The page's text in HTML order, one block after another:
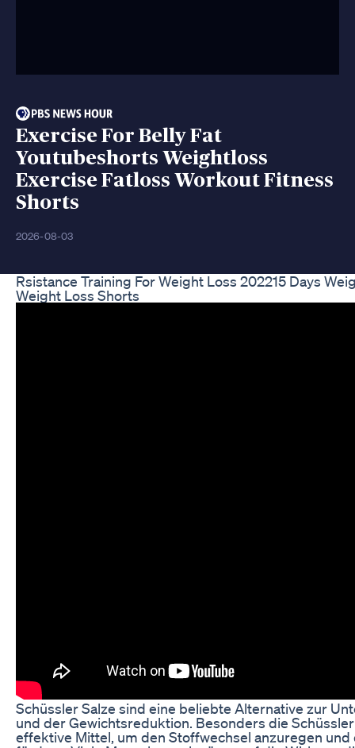
Exercise For Belly Fat
Youtubeshorts Weightloss
Exercise Fatloss Workout Fitness
Shorts
2026-08-03
Rsistance Training For Weight Loss 202215 Days
Weight Loss Shorts
Schüssler Salze sind eine beliebte Alternative zur
und der Gewichtsreduktion. Besonders die
effektive Mittel, um den Stoffwechsel anzuregen